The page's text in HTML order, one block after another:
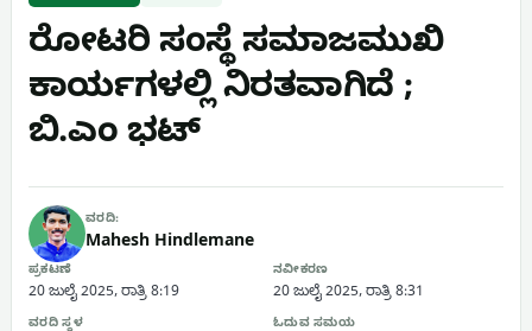
ರೋಟರಿ ಸಂಸ್ಥೆ ಸಮಾಜಮುಖಿ
ಕಾರ್ಯಗಳಲ್ಲಿ ನಿರತವಾಗಿದೆ ;
ಬಿ.ಎಂ ಭಟ್
ವರದಿ:
Mahesh Hindlemane
ಪ್ರಕಟಣೆ
20 ಜುಲೈ 2025, ರಾತ್ರಿ 8:19
ನವೀಕರಣ
20 ಜುಲೈ 2025, ರಾತ್ರಿ 8:31
ವರದಿ ಸ್ಥಳ ಓದುವ ಸಮಯ